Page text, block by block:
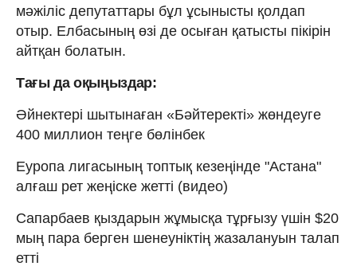
мәжіліс депутаттары бұл ұсынысты қолдап
отыр. Елбасының өзі де осыған қатысты пікірін
айтқан болатын.
Тағы да оқыңыздар:
Әйнектері шытынаған «Бәйтеректі» жөндеуге
400 миллион теңге бөлінбек
Еуропа лигасының топтық кезеңінде "Астана"
алғаш рет жеңіске жетті (видео)
Сапарбаев қыздарын жұмысқа тұрғызу үшін $20
мың пара берген шенеуніктің жазалануын талап
етті